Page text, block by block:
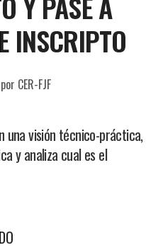
INSCRIPTO
por CER-FJF
una visión técnico-práctica,
y analiza cual es el